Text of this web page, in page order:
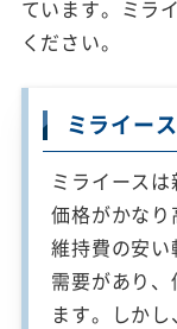
ています。ミラ
ください。
ミライー
ミライース
価格がかなり
維持費の安
需要があり
ます。しか